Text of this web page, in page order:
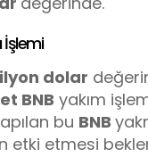
İşlemi
dolar
BNB yakım
bu BNB
etki etmesi